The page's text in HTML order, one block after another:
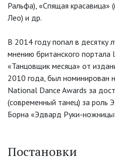
Ральфа), «Спящая красавица»
Лео) и др.
В 2014 году попал в десятку
мнению британского портала
«Танцовщик месяца» от
2010 года, был номинирован
National Dance Awards за
(современный танец) за роль
Борна «Эдвард Руки-
Постановки